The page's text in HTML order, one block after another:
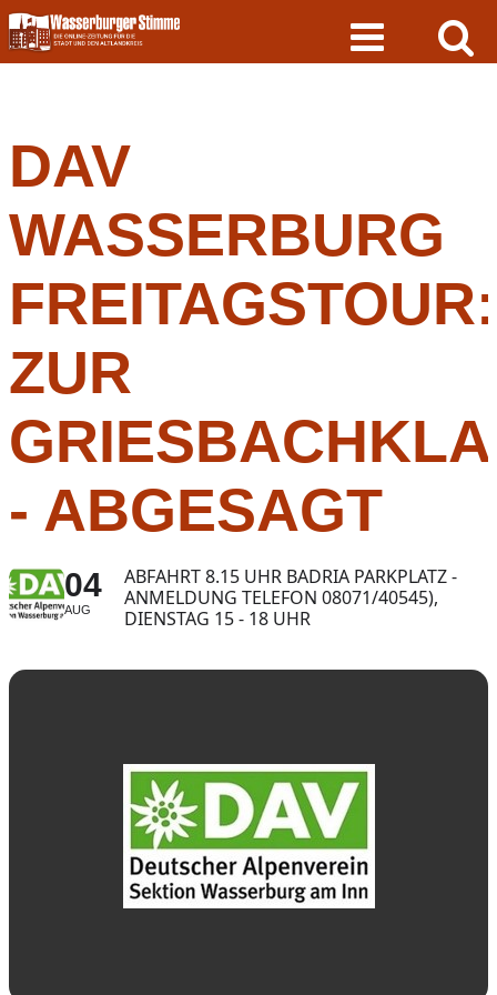
Skip
to
content
DAV
WASSERBURG
FREITAGSTOUR:
ZUR
- ABGESAGT
04
AUG
ABFAHRT 8.15 UHR BADRIA PARKPLATZ -
ANMELDUNG TELEFON 08071/40545),
DIENSTAG 15 - 18 UHR